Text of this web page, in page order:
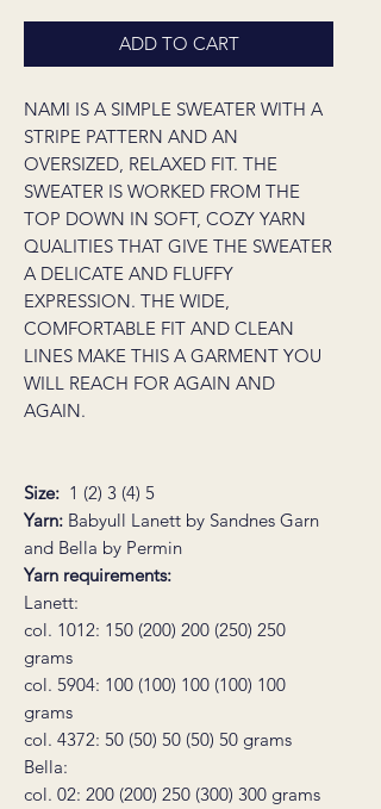
ADD TO CART
NAMI IS A SIMPLE SWEATER WITH A
STRIPE PATTERN AND AN
OVERSIZED, RELAXED FIT. THE
SWEATER IS WORKED FROM THE
TOP DOWN IN SOFT, COZY YARN
QUALITIES THAT GIVE THE SWEATER
A DELICATE AND FLUFFY
EXPRESSION. THE WIDE,
COMFORTABLE FIT AND CLEAN
LINES MAKE THIS A GARMENT YOU
WILL REACH FOR AGAIN AND
AGAIN.
Size: 1 (2) 3 (4) 5
Yarn: Babyull Lanett by Sandnes Garn
and Bella by Permin
Yarn requirements:
Lanett:
col. 1012: 150 (200) 200 (250) 250
grams
col. 5904: 100 (100) 100 (100) 100
grams
col. 4372: 50 (50) 50 (50) 50 grams
Bella:
col. 02: 200 (200) 250 (300) 300 grams